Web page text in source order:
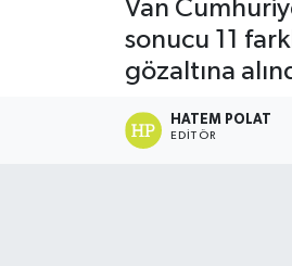
Van
sonucu 11
gözaltına
HATEM POLAT
EDITÖR
Tüm Manşetler
Son Dakika Haberleri
Haber Arşivi